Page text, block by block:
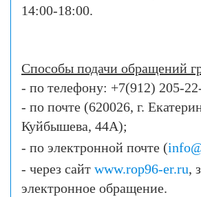
14:00-18:00.
Способы подачи обращений
- по телефону: +7(912) 205-
- по почте (620026, г.
Куйбышева, 44А);
- по электронной почте (
- через сайт www.rop96-er.ru,
электронное обращение.